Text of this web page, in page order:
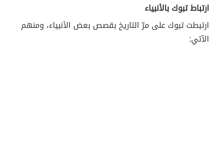
ارتباط تبوك بالأنبياء
ارتبطت تبوك على مرّ التاريخ بقصص بعض الأنبياء، ومنهم
الآتي: